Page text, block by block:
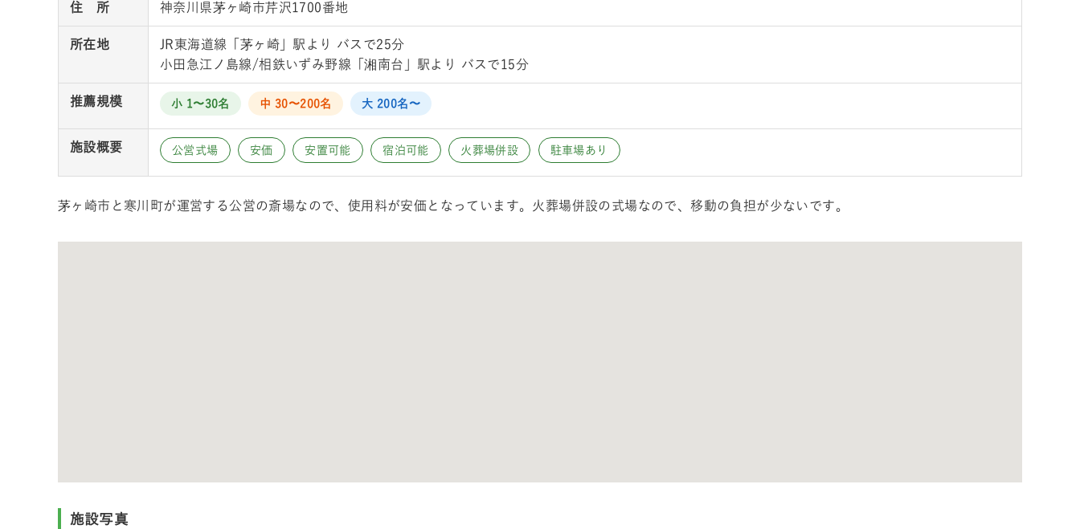
住 所 神奈川県茅ヶ崎市芹沢1700番地
所在地
JR東海道線「茅ヶ崎」駅より バスで25分
小田急江ノ島線/相鉄いずみ野線「湘南台」駅より バスで15分
推薦規模 小 1〜30名 中 30〜200名 大 200名〜
施設概要 公営式場 安価 安置可能 宿泊可能 火葬場併設 駐車場あり
茅ヶ崎市と寒川町が運営する公営の斎場なので、使用料が安価となっています。火葬場併設の式場なので、移動の負担が少ないです。
施設写真